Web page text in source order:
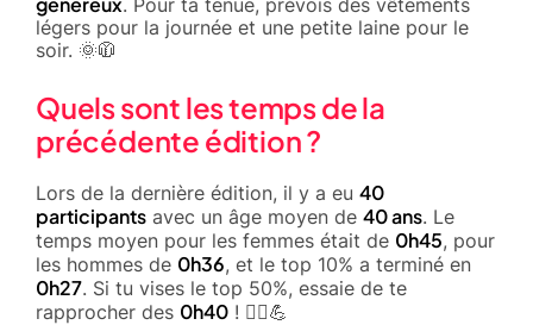
légers pour la journée et une petite laine pour le
soir. 🌞🧥
Quels sont les temps de la
précédente édition ?
Lors de la dernière édition, il y a eu 40
participants avec un âge moyen de 40 ans. Le
temps moyen pour les femmes était de 0h45, pour
les hommes de 0h36, et le top 10% a terminé en
0h27. Si tu vises le top 50%, essaie de te
rapprocher des 0h40 ! 🏃‍♂️💪